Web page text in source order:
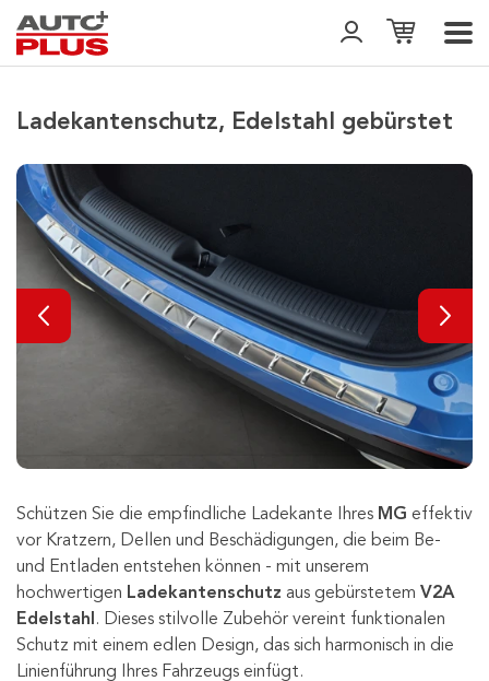
Ladekantenschutz, Edelstahl gebürstet
Schützen Sie die empfindliche Ladekante Ihres MG effektiv
vor Kratzern, Dellen und Beschädigungen, die beim Be-
und Entladen entstehen können - mit unserem
hochwertigen Ladekantenschutz aus gebürstetem V2A
Edelstahl . Dieses stilvolle Zubehör vereint funktionalen
Schutz mit einem edlen Design, das sich harmonisch in die
Linienführung Ihres Fahrzeugs einfügt.